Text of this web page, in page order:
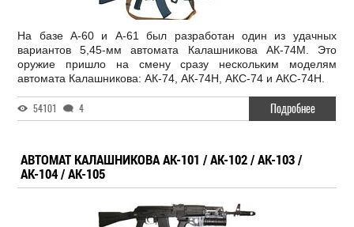
На базе А-60 и А-61 был разработан один из удачных
вариантов 5,45-мм автомата Калашникова АК-74М. Это
оружие пришло на смену сразу нескольким моделям
автомата Калашникова: АК-74, АК-74Н, АКС-74 и АКС-74Н.
54101 4 Подробнее
АВТОМАТ КАЛАШНИКОВА АК-101 / АК-102 / АК-103 /
АК-104 / АК-105